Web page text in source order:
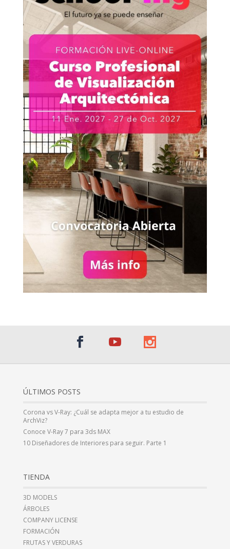
ÚLTIMOS POSTS
Corona vs V-Ray: ¿Cuál se adapta mejor a tu estudio de
ArchViz?
Conoce V-Ray 7 para 3ds MAX
10 Diseñadores de Interiores para seguir. Parte 1
TIENDA
3D MODELS
ÁRBOLES
COMPANY LICENSE
FORMACIÓN
FRUTAS Y VERDURAS